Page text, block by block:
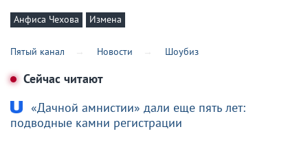
Анфиса Чехова Измена
Пятый канал Новости Шоубиз
Сейчас читают
«Дачной амнистии» дали еще пять лет:
подводные камни регистрации